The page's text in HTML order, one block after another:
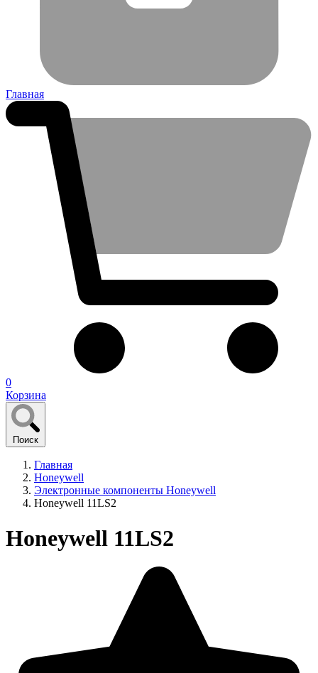
Главная
0
Корзина
Поиск
Главная
Honeywell
Электронные компоненты Honeywell
Honeywell 11LS2
Honeywell 11LS2